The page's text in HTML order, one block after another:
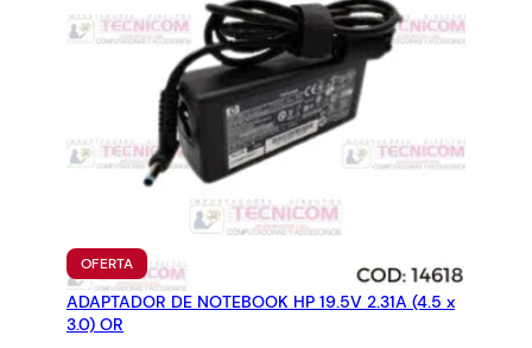
OFERTAPRODUCTO
EN
OFERTA
ADAPTADOR DE NOTEBOOK HP 19.5V 2.31A (4.5 x
3.0) OR